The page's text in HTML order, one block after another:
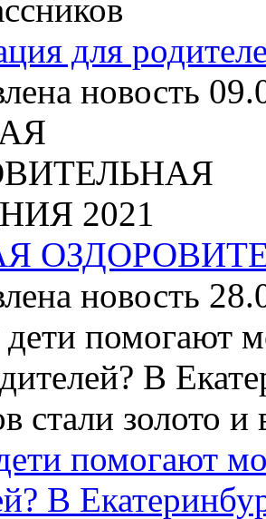
для
новость
новость
помогают
В